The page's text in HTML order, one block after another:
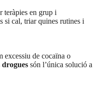
teràpies en grup i
si cal, triar quines rutines i
excessiu de cocaïna o
drogues són l’única solució a